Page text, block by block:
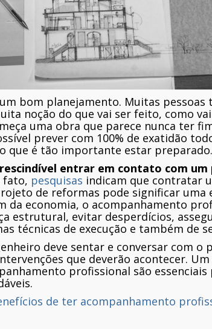
bom planejamento. Muitas pessoas
noção do que vai ser feito, como
uma obra que parece nunca ter
prever com 100% de exatidão
que é tão importante estar preparado.
entrar em contato com
fato, pesquisas indicam que contratar
de reformas pode significar uma
da economia, o acompanhamento
estrutural, evitar desperdícios,
técnicas de execução e também de
deve sentar e conversar com
que deverão acontecer.
profissional são
de ter acompanhamento